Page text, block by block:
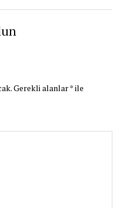
Gerekli alanlar*ile